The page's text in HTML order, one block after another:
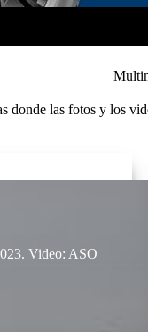
donde las fotos y los
Video: ASO